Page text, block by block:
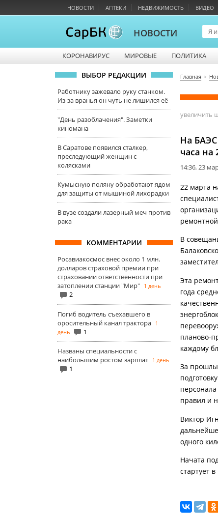
НОВОСТИ АПТЕКИ НЕДВИЖИМОСТЬ ВИДЕО
НОВОСТИ
КОРОНАВИРУС МИРОВЫЕ ПОЛИТИКА
ВЫБОР РЕДАКЦИИ
Работнику зажевало руку станком.
Из-за вранья он чуть не лишился её
"День разоблачения". Заметки
киномана
В Саратове появился сталкер,
преследующий женщин с
колясками
Кумысную поляну обработают ядом
для защиты от мышиной лихорадки
В вузе создали лазерный меч против
рака
КОММЕНТАРИИ
Росавиакосмос внес около 1 млн.
долларов страховой премии при
страховании ответственности при
затоплении станции "Мир" 1 день
2
Погиб водитель съехавшего в
оросительный канал трактора 1
день
1
Названы специальности с
наибольшим ростом зарплат 1 день
1
Главная
увеличить
На БАЭС
часа на
14:36, 23
22 марта
В
Эта
года
планово-
каждому
За
правил и
Виктор
одного
Начата
стартует